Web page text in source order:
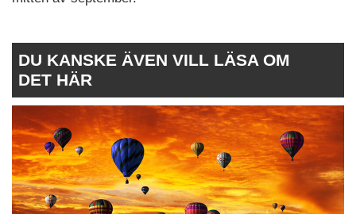
DU KANSKE ÄVEN VILL LÄSA OM
DET HÄR